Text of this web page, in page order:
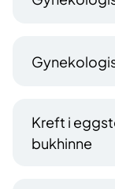
Kreft i
bukhinne